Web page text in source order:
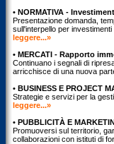
• NORMATIVA -
Presentazione domanda,
sull'interpello per
leggere...»
• MERCATI - Rapporto
Continuano i segnali di
arricchisce di una nuova
• BUSINESS E PROJECT
Strategie e servizi per la
leggere...»
• PUBBLICITÀ E
Promuoversi sul territorio,
collaborazioni con istituti di